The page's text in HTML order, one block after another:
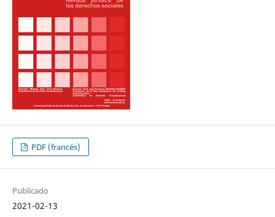
PDF (francés)
Publicado
2021-02-13